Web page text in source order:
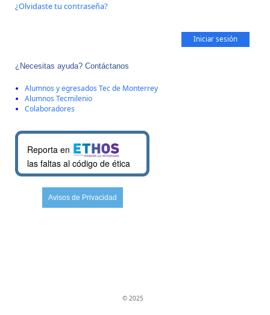
¿Olvidaste tu contraseña?
Iniciar sesión
¿Necesitas ayuda? Contáctanos
Alumnos y egresados Tec de Monterrey
Alumnos Tecmilenio
Colaboradores
Reporta en
las faltas al código de ética
Avisos de Privacidad
© 2025